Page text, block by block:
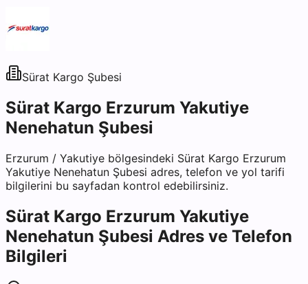
Sürat Kargo Şubesi
Sürat Kargo Erzurum Yakutiye
Nenehatun Şubesi
Erzurum / Yakutiye bölgesindeki Sürat Kargo Erzurum
Yakutiye Nenehatun Şubesi adres, telefon ve yol tarifi
bilgilerini bu sayfadan kontrol edebilirsiniz.
Sürat Kargo Erzurum Yakutiye
Nenehatun Şubesi Adres ve Telefon
Bilgileri